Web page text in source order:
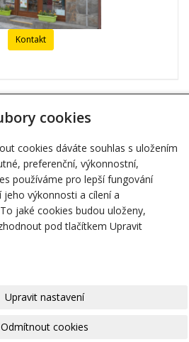
Kontakt
10
cookies
cookies dáváte souhlas s uložením
preferenční, výkonnostní,
používáme pro lepší fungování
výkonnosti a cílení a
jaké cookies budou uloženy,
pod tlačítkem Upravit
Upravit nastavení
Odmítnout cookies